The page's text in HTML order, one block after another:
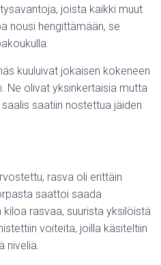
joista kaikki muut
nousi hengittämään, se
kuuluivat jokaisen kokeneen
Ne olivat yksinkertaisia mutta
saatiin nostettua jäiden
rasva oli erittäin
saattoi saada
rasvaa, suurista yksilöistä
voiteita, joilla käsiteltiin
niveliä.